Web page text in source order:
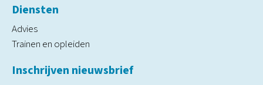
Diensten
Advies
Trainen en opleiden
Inschrijven nieuwsbrief